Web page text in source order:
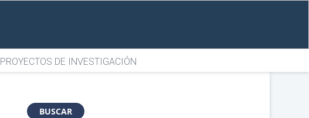
PROYECTOS DE INVESTIGACIÓN
BUSCAR